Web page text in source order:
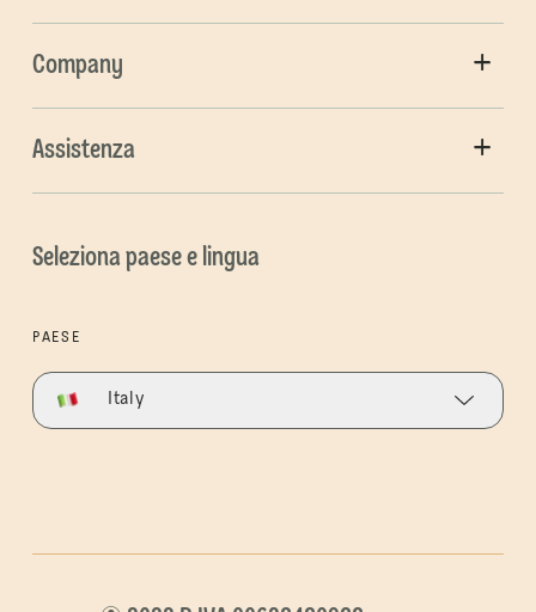
Company
Assistenza
Seleziona paese e lingua
PAESE
Italy